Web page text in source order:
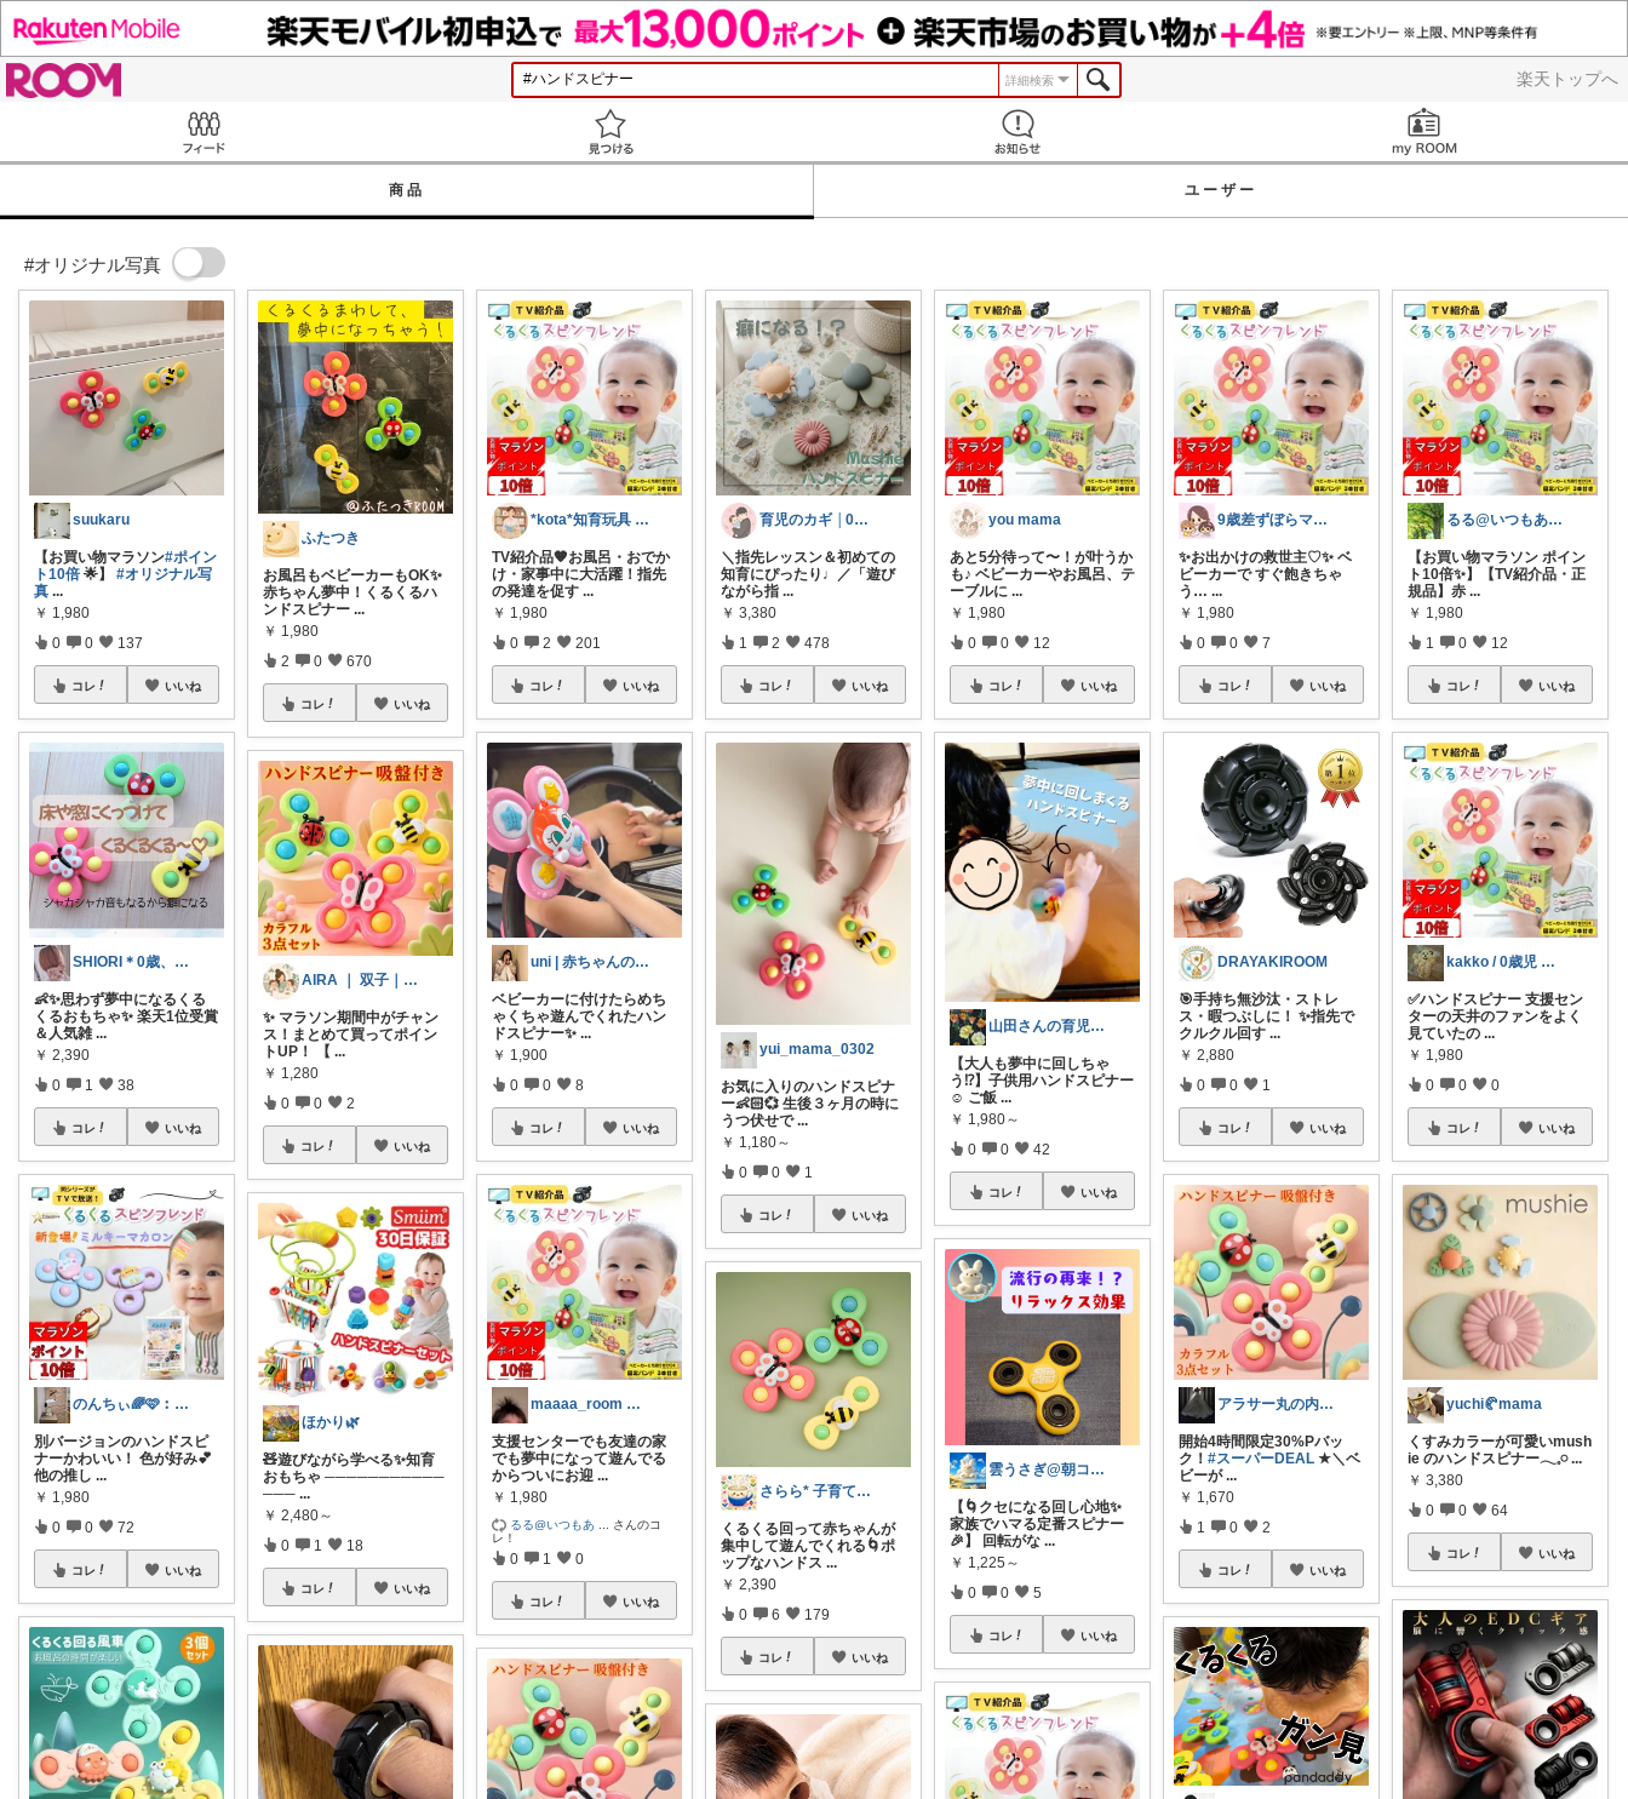
楽天トップへ
詳細検索
商品 ユーザー
#オリジナル写真
suukaru
【お買い物マラソン#ポイン
ト10倍 🌟】 #オリジナル写
真 ...
￥ 1,980
0 0 137
コレ いいね
SHIORI＊0歳、2歳女の子ママ
👶✨思わず夢中になるくる
くるおもちゃ✨ 楽天1位受賞
＆人気雑 ...
￥ 2,390
0 1 38
コレ いいね
のんちぃ🌈🩷︰10ヶ月ママ👧
別バージョンのハンドスピ
ナーかわいい！ 色が好み💕
他の推し ...
￥ 1,980
0 0 72
コレ いいね
ふたつき
お風呂もベビーカーもOK✨
赤ちゃん夢中！くるくるハ
ンドスピナー ...
￥ 1,980
2 0 670
コレ いいね
AIRA ｜ 双子｜育児&家事｜元保育士
✨ マラソン期間中がチャン
ス！まとめて買ってポイン
トUP！ 【 ...
￥ 1,280
0 0 2
コレ いいね
ほかり🌿
🧸遊びながら学べる✨知育
おもちゃ ───────────
─── ...
￥ 2,480～
0 1 18
コレ いいね
*kota*知育玩具 絵本キッズ ベビー
TV紹介品🧡お風呂・おでか
け・家事中に大活躍！指先
の発達を促す ...
￥ 1,980
0 2 201
コレ いいね
uni | 赤ちゃんのいる暮らし
ベビーカーに付けたらめち
ゃくちゃ遊んでくれたハン
ドスピナー✨...
￥ 1,900
0 0 8
コレ いいね
maaaa_room 赤ちゃんとの暮らし
支援センターでも友達の家
でも夢中になって遊んでる
からついにお迎 ...
￥ 1,980
るる@いつもあ
さんのコ
レ！
0 1 0
コレ いいね
育児のカギ │0歳からの必須アイテム
＼指先レッスン＆初めての
知育にぴったり♩／ ​「遊び
ながら指 ...
￥ 3,380
1 2 478
コレ いいね
yui_mama_0302
お気に入りのハンドスピナ
ー👶🏻💞 生後３ヶ月の時に
うつ伏せで ...
￥ 1,180～
0 0 1
コレ いいね
さらら* 子育て中の生活道具
くるくる回って赤ちゃんが
集中して遊んでくれる🌀ポ
ップなハンドス ...
￥ 2,390
0 6 179
コレ いいね
you mama
あと5分待って〜！が叶うか
も♪ ベビーカーやお風呂、テ
ーブルに ...
￥ 1,980
0 0 12
コレ いいね
山田さんの育児&チンチラの便利グッズ💕
【大人も夢中に回しちゃ
う⁉︎】子供用ハンドスピナー
☺️ ご飯 ...
￥ 1,980～
0 0 42
コレ いいね
雲うさぎ@朝コレ❤良質便利時短グッズ🐰
【🌀クセになる回し心地✨
家族でハマる定番スピナー
🎉】 回転がな ...
￥ 1,225～
0 0 5
コレ いいね
9歳差ずぼらママの買って良かったもの✨
✨お出かけの救世主♡✨ ベ
ビーカーで すぐ飽きちゃ
う…...
￥ 1,980
0 0 7
コレ いいね
DRAYAKIROOM
🎯手持ち無沙汰・ストレ
ス・暇つぶしに！ ✨指先で
クルクル回す ...
￥ 2,880
0 0 1
コレ いいね
アラサー丸の内OL💎経由購入感謝です
開始4時間限定30%Pバッ
ク！#スーパーDEAL ★＼ベ
ビーが ...
￥ 1,670
1 0 2
コレ いいね
るる@いつもありがとうございます
【お買い物マラソン ポイン
ト10倍✨】【TV紹介品・正
規品】赤 ...
￥ 1,980
1 0 12
コレ いいね
kakko / 0歳児 帝王切開ママ
✅️ハンドスピナー 支援セン
ターの天井のファンをよく
見ていたの ...
￥ 1,980
0 0 0
コレ いいね
yuchi🥐mama
くすみカラーが可愛いmush
ie⁠ ⁠のハンドスピナー𓂃𓈒𓏸...
￥ 3,380
0 0 64
コレ いいね